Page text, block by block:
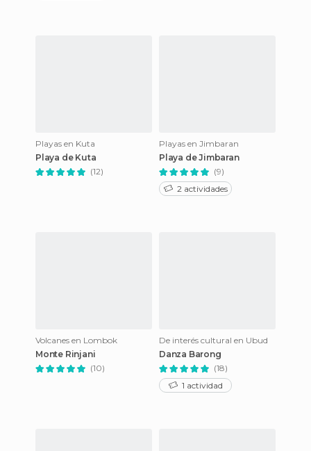
Playas en Kuta
Playa de Kuta
(12)
Playas en Jimbaran
Playa de Jimbaran
(9)
2 actividades
Volcanes en Lombok
Monte Rinjani
(10)
De interés cultural en Ubud
Danza Barong
(18)
1 actividad